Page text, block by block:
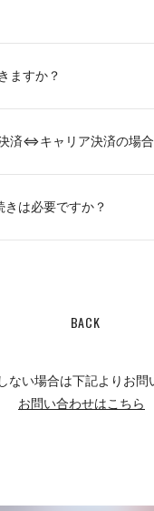
ますか？
済⇔キャリア決済の場合
は必要ですか？
BACK
ない場合は下記よりお問
お問い合わせはこちら